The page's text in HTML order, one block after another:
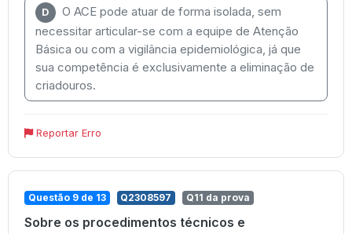
D
O ACE pode atuar de forma isolada, sem
necessitar articular-se com a equipe de Atenção
Básica ou com a vigilância epidemiológica, já que
sua competência é exclusivamente a eliminação de
criadouros.
Reportar Erro
Questão 9 de 13 Q2308597 Q11 da prova
Sobre os procedimentos técnicos e